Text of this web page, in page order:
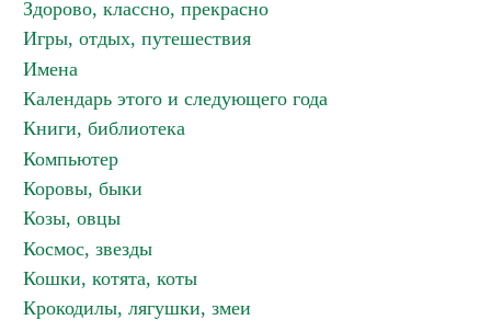
Здорово, классно, прекрасно
Игры, отдых, путешествия
Имена
Календарь этого и следующего года
Книги, библиотека
Компьютер
Коровы, быки
Козы, овцы
Космос, звезды
Кошки, котята, коты
Крокодилы, лягушки, змеи